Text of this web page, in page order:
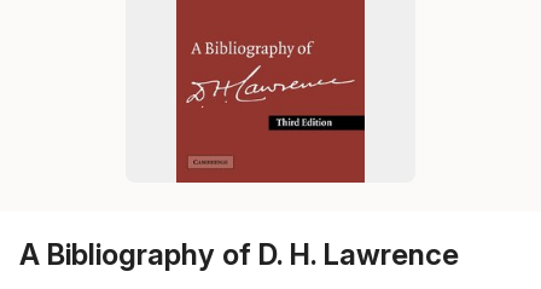
A Bibliography of D. H. Lawrence